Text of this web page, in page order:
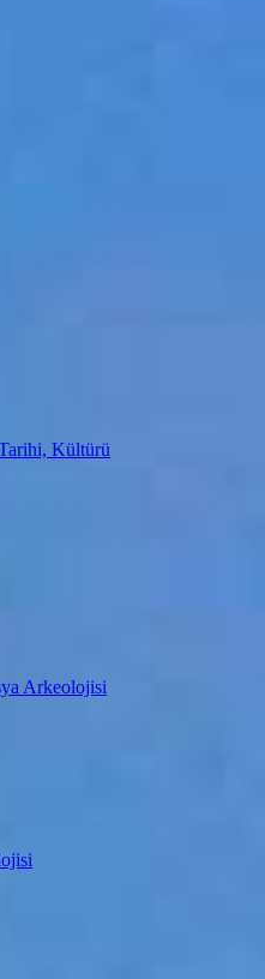
Kültürü
Arkeolojisi